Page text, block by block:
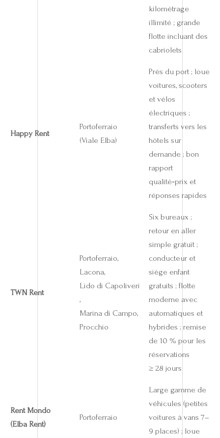
kilométrage
illimité ; grande
flotte incluant des
cabriolets
Happy Rent
Portoferraio
(Viale Elba)
Près du port ; loue
voitures, scooters
et vélos
électriques ;
transferts vers les
hôtels sur
demande ; bon
rapport
qualité‑prix et
réponses rapides
TWN Rent
Portoferraio,
Lacona,
Lido di Capoliveri
,
Marina di Campo,
Procchio
Six bureaux ;
retour en aller
simple gratuit ;
conducteur et
siège enfant
gratuits ; flotte
moderne avec
automatiques et
hybrides ; remise
de 10 % pour les
réservations
≥ 28 jours
Rent Mondo
(Elba Rent)
Portoferraio
Large gamme de
véhicules (petites
voitures à vans 7–
9 places) ; loue